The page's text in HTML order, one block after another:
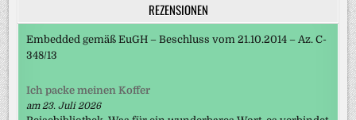
REZENSIONEN
Embedded gemäß EuGH – Beschluss vom 21.10.2014 – Az. C-
348/13
Ich packe meinen Koffer
am 23. Juli 2026